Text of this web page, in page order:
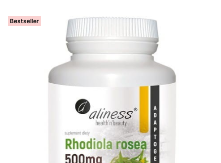
Bestseller